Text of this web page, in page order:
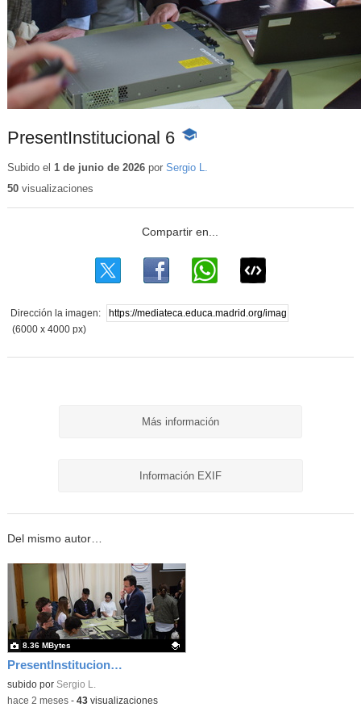
PresentInstitucional 6 -
educativo
Subido el 1 de junio de 2026por Sergio L.
50visualizaciones
Dirección la imagen:
(6000 x 4000 px)
Más información
Información EXIF
Del mismo autor…
PresentInstitucional 2
Contenido educativo.
subido por Sergio L.
8.36 MBytes
-hace 2 meses- 43visualizaciones